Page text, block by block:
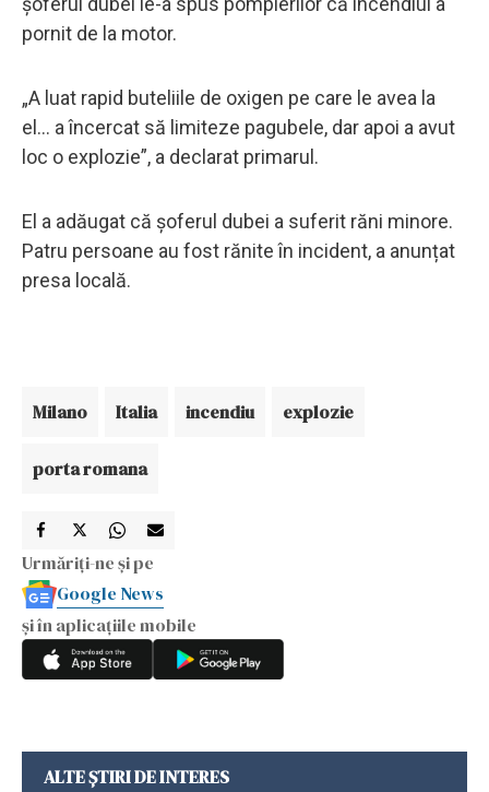
pornit de la motor.
„A luat rapid buteliile de oxigen pe care le avea la
el... a încercat să limiteze pagubele, dar apoi a avut
loc o explozie”, a declarat primarul.
El a adăugat că șoferul dubei a suferit răni minore.
Patru persoane au fost rănite în incident, a anunțat
presa locală.
Milano Italia incendiu explozie
porta romana
Urmăriți-ne și pe
Google News
și în aplicațiile mobile
ALTE ȘTIRI DE INTERES